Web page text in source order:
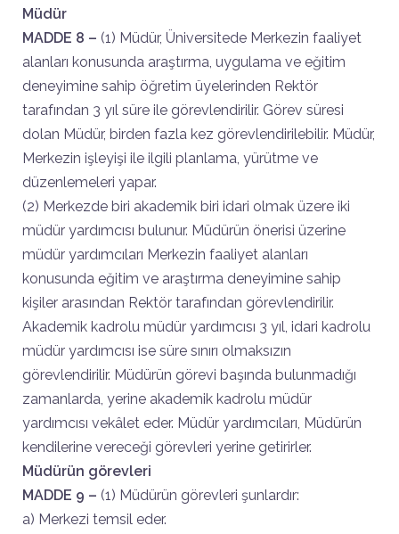
Müdür
MADDE 8 – (1) Müdür, Üniversitede Merkezin faaliyet
alanları konusunda araştırma, uygulama ve eğitim
deneyimine sahip öğretim üyelerinden Rektör
tarafından 3 yıl süre ile görevlendirilir. Görev süresi
dolan Müdür, birden fazla kez görevlendirilebilir. Müdür,
Merkezin işleyişi ile ilgili planlama, yürütme ve
düzenlemeleri yapar.
(2) Merkezde biri akademik biri idari olmak üzere iki
müdür yardımcısı bulunur. Müdürün önerisi üzerine
müdür yardımcıları Merkezin faaliyet alanları
konusunda eğitim ve araştırma deneyimine sahip
kişiler arasından Rektör tarafından görevlendirilir.
Akademik kadrolu müdür yardımcısı 3 yıl, idari kadrolu
müdür yardımcısı ise süre sınırı olmaksızın
görevlendirilir. Müdürün görevi başında bulunmadığı
zamanlarda, yerine akademik kadrolu müdür
yardımcısı vekâlet eder. Müdür yardımcıları, Müdürün
kendilerine vereceği görevleri yerine getirirler.
Müdürün görevleri
MADDE 9 – (1) Müdürün görevleri şunlardır:
a) Merkezi temsil eder.